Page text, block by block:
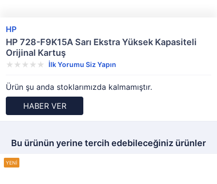
HP
HP 728-F9K15A Sarı Ekstra Yüksek Kapasiteli
Orijinal Kartuş
İlk Yorumu Siz Yapın
Ürün şu anda stoklarımızda kalmamıştır.
HABER VER
Bu ürünün yerine tercih edebileceğiniz ürünler